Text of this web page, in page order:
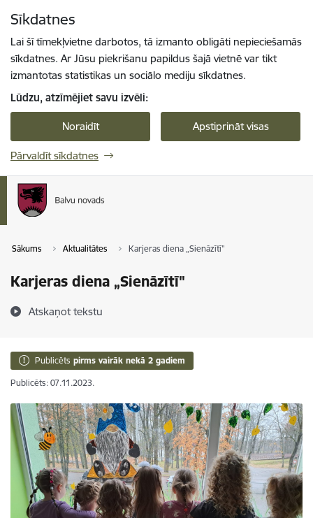
Sīkdatnes
Lai šī tīmekļvietne darbotos, tā izmanto obligāti nepieciešamās
sīkdatnes. Ar Jūsu piekrišanu papildus šajā vietnē var tikt
izmantotas statistikas un sociālo mediju sīkdatnes.
Lūdzu, atzīmējiet savu izvēli:
Noraidīt Apstiprināt visas
Pārvaldīt sīkdatnes
Sākums Aktualitātes Karjeras diena „Sienāzītī"
Karjeras diena „Sienāzītī"
Atskaņot tekstu
Publicēts pirms vairāk nekā 2 gadiem
Publicēts: 07.11.2023.